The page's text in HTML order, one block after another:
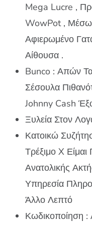
Mega Lucre ,
WowPot ,
Αφιερωμένο
Αίθουσα .
Bunco : Απών
Σέσουλα
Johnny Cash
Ξυλεία Στον
Κατοικώ
Τρέξιμο X
Ανατολικής
Υπηρεσία
Άλλο Λεπτό
Κωδικοποίηση :